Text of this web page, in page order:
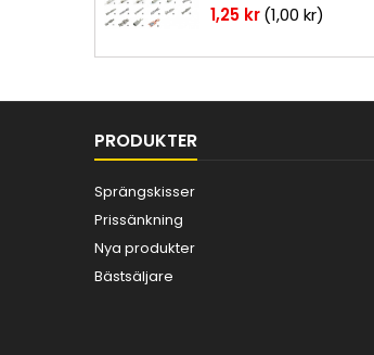
Pris
1,25 kr(1,00 kr)
PRODUKTER
Sprängskisser
Prissänkning
Nya produkter
Bästsäljare